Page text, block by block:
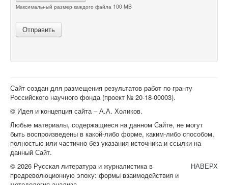
Максимальный размер каждого файла 100 MB
Отправить
Сайт создан для размещения результатов работ по гранту
Российского научного фонда (проект № 20-18-00003).
© Идея и концепция сайта – А.А. Холиков.
Любые материалы, содержащиеся на данном Сайте, не могут
быть воспроизведены в какой-либо форме, каким-либо способом,
полностью или частично без указания источника и ссылки на
данный Сайт.
НАВЕРХ
© 2026 Русская литература и журналистика в
предреволюционную эпоху: формы взаимодействия и